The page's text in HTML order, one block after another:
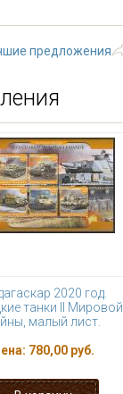
предложения
2020 год.
танки II Мировой
малый лист.
780,00 руб.